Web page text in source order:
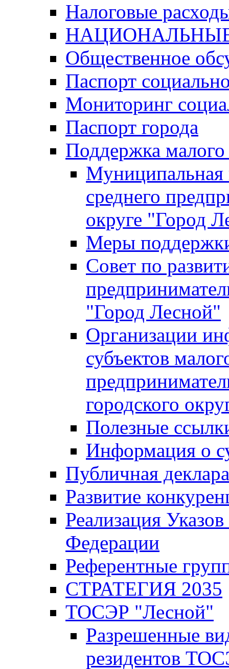
Налоговые
Общественное
Паспорт
Мониторинг
Паспорт города
Поддержка малого
Муниципальная
среднего
округе "Город
Меры
Совет по
"Город Лесной"
Организации
субъектов
городского
Полезные
Информация о
Публичная
Развитие
Реализация
Федерации
Референтные
СТРАТЕГИЯ 2035
ТОСЭР "Лесной"
Разрешенные
резидентов